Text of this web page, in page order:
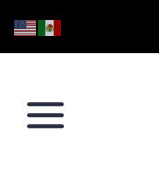
to
to
to
to